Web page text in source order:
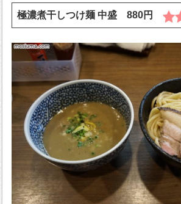
極濃煮干しつけ麺 中盛 880円